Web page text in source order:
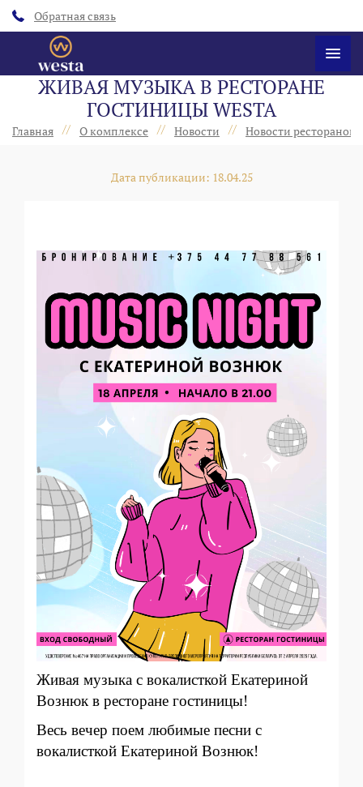
Обратная связь
ЖИВАЯ МУЗЫКА В РЕСТОРАНЕ
ГОСТИНИЦЫ WESTA
Главная // О комплексе // Новости // Новости ресторанов
Дата публикации: 18.04.25
Живая музыка с вокалисткой Екатериной
Вознюк в ресторане гостиницы!
Весь вечер поем любимые песни с
вокалисткой Екатериной Вознюк!